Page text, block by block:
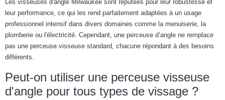
Les visseuses d'angle Milwaukee sont réputées pour leur robustesse et
leur performance, ce qui les rend parfaitement adaptées à un usage
professionnel intensif dans divers domaines comme la menuiserie, la
plomberie ou l'électricité. Cependant, une perceuse d’angle ne remplace
pas une perceuse visseuse standard, chacune répondant à des besoins
différents.
Peut-on utiliser une perceuse visseuse
d'angle pour tous types de vissage ?